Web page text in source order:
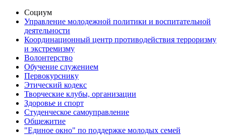
Социум
Управление молодежной политики и воспитательной
деятельности
Координационный центр противодействия терроризму
и экстремизму
Волонтерство
Обучение служением
Первокурснику
Этический кодекс
Творческие клубы, организации
Здоровье и спорт
Студенческое самоуправление
Общежитие
"Единое окно" по поддержке молодых семей